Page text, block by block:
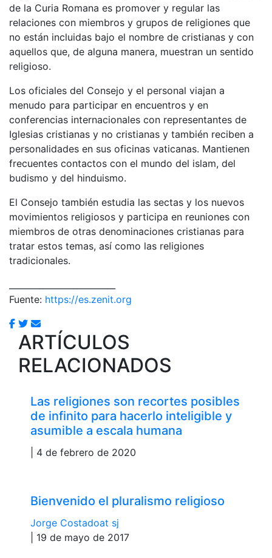
de la Curia Romana es promover y regular las
relaciones con miembros y grupos de religiones que
no están incluidas bajo el nombre de cristianas y con
aquellos que, de alguna manera, muestran un sentido
religioso.
Los oficiales del Consejo y el personal viajan a
menudo para participar en encuentros y en
conferencias internacionales con representantes de
Iglesias cristianas y no cristianas y también reciben a
personalidades en sus oficinas vaticanas. Mantienen
frecuentes contactos con el mundo del islam, del
budismo y del hinduismo.
El Consejo también estudia las sectas y los nuevos
movimientos religiosos y participa en reuniones con
miembros de otras denominaciones cristianas para
tratar estos temas, así como las religiones
tradicionales.
Fuente: https://es.zenit.org
ARTÍCULOS
RELACIONADOS
Las religiones son recortes posibles
de infinito para hacerlo inteligible y
asumible a escala humana
| 4 de febrero de 2020
Bienvenido el pluralismo religioso
Jorge Costadoat sj
| 19 de mayo de 2017